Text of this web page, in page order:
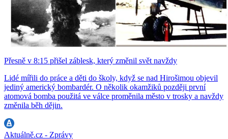
Přesně v 8:15 přišel záblesk, který změnil svět navždy
Lidé mířili do práce a děti do školy, když se nad Hirošimou objevil
jediný americký bombardér. O několik okamžiků později první
atomová bomba použitá ve válce proměnila město v trosky a navždy
změnila běh dějin.
Aktuálně.cz - Zprávy